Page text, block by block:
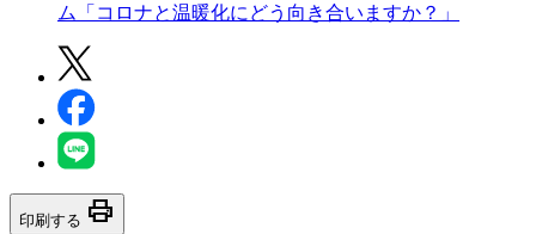
ム「コロナと温暖化にどう向き合いますか？」
印刷する print